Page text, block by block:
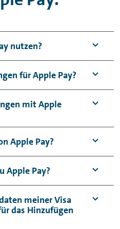
nutzen?
neuen Visa
erhalten und
fürApple Pay?
Paybenötigen
de-de/102626
mitApple
Karte nutzt
verfügbaren
Apple Pay?
in digitalen
Volkswagen Bank
erhoben.
Apple Pay?
zuApple Pay
de-de/HT201239
meiner Visa
das Hinzufügen